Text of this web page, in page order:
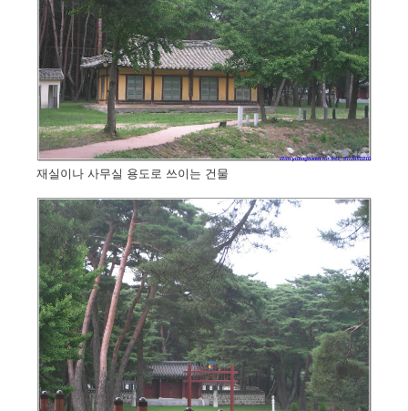
재실이나 사무실 용도로 쓰이는 건물